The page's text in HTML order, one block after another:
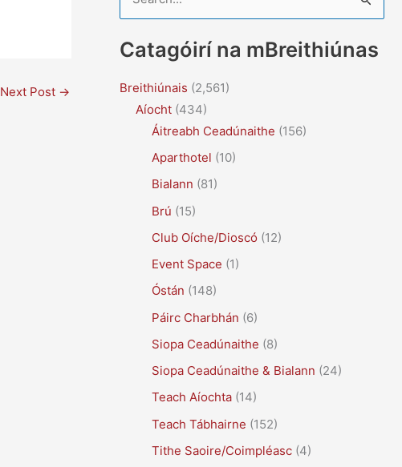
Next Post →
e
a
c
Catagóirí na mBreithiúnas
Breithiúnais (2,561)
Aíocht (434)
Áitreabh Ceadúnaithe (156)
Aparthotel (10)
Bialann (81)
Brú (15)
Club Oíche/Dioscó (12)
Event Space (1)
Óstán (148)
Páirc Charbhán (6)
Siopa Ceadúnaithe (8)
Siopa Ceadúnaithe & Bialann (24)
Teach Aíochta (14)
Teach Tábhairne (152)
Tithe Saoire/Coimpléasc (4)